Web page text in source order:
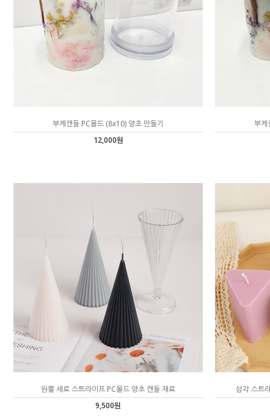
부케캔들 PC몰드 (8x10) 양초 만들기
12,000원
부케
원뿔 세로 스트라이프 PC몰드 양초 캔들 재료
9,500원
삼각 스트